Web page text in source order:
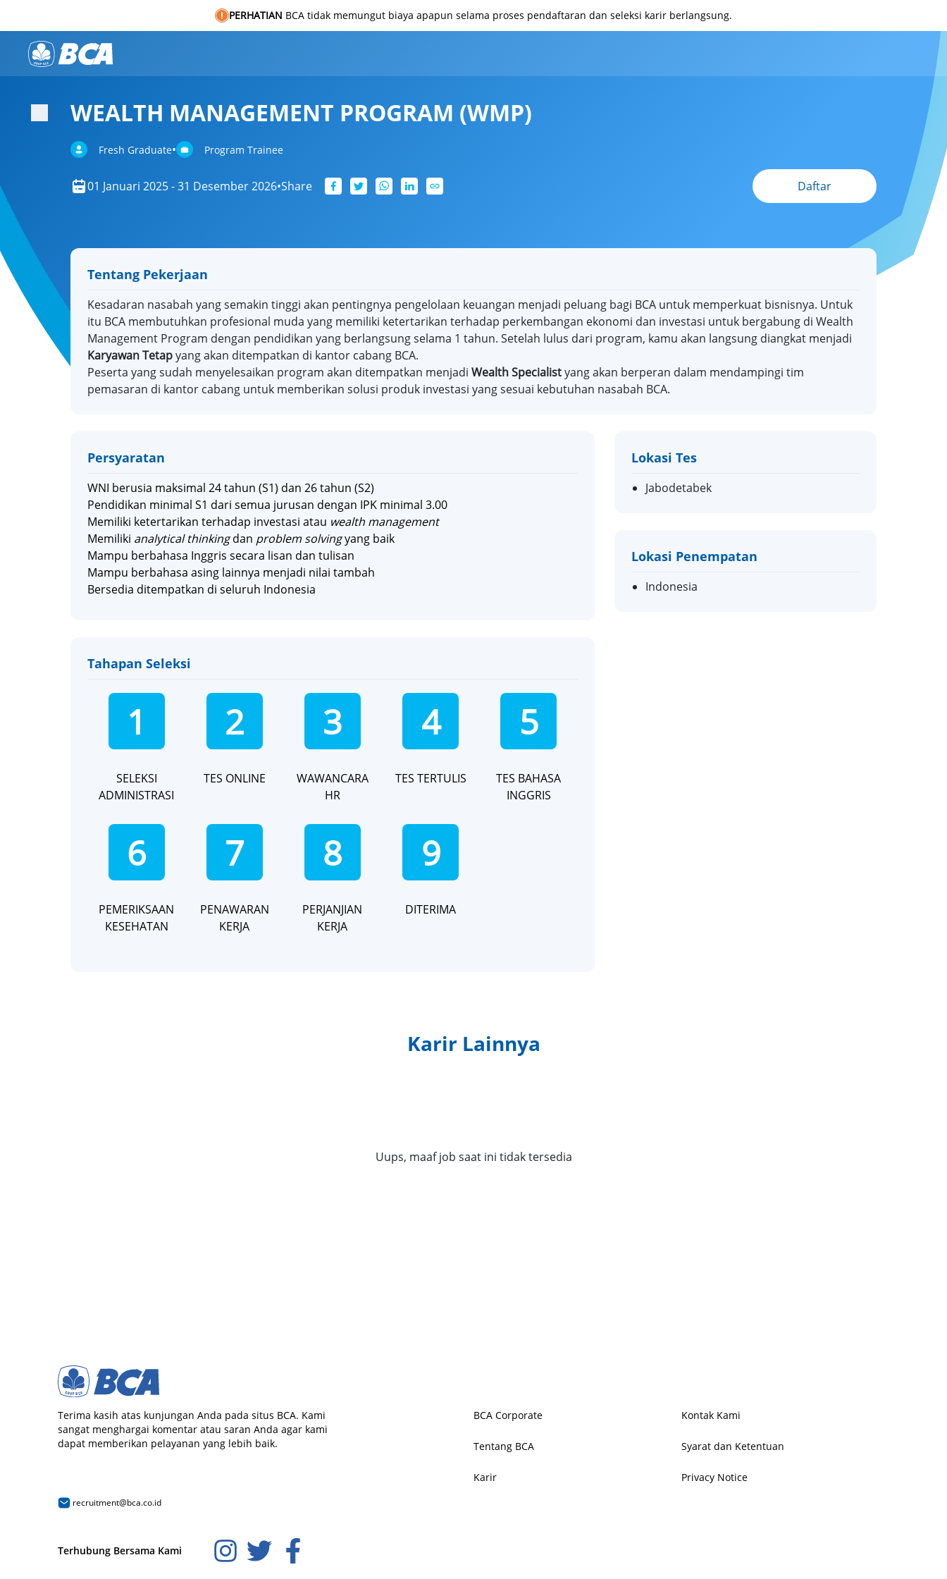
PERHATIAN BCA tidak memungut biaya apapun selama proses pendaftaran dan seleksi karir berlangsung.
WEALTH MANAGEMENT PROGRAM (WMP)
Fresh Graduate• Program Trainee
01 Januari 2025 - 31 Desember 2026•Share Daftar
Tentang Pekerjaan
Kesadaran nasabah yang semakin tinggi akan pentingnya pengelolaan keuangan menjadi peluang bagi BCA untuk memperkuat bisnisnya. Untuk
itu BCA membutuhkan profesional muda yang memiliki ketertarikan terhadap perkembangan ekonomi dan investasi untuk bergabung di Wealth
Management Program dengan pendidikan yang berlangsung selama 1 tahun. Setelah lulus dari program, kamu akan langsung diangkat menjadi
Karyawan Tetapyang akan ditempatkan di kantor cabang BCA.
Peserta yang sudah menyelesaikan program akan ditempatkan menjadi Wealth Specialistyang akan berperan dalam mendampingi tim
pemasaran di kantor cabang untuk memberikan solusi produk investasi yang sesuai kebutuhan nasabah BCA.
Persyaratan
WNI berusia maksimal 24 tahun (S1) dan 26 tahun (S2)
Pendidikan minimal S1 dari semua jurusan dengan IPK minimal 3.00
Memiliki ketertarikan terhadap investasi atau wealth management
Memiliki analytical thinkingdan problem solvingyang baik
Mampu berbahasa Inggris secara lisan dan tulisan
Mampu berbahasa asing lainnya menjadi nilai tambah
Bersedia ditempatkan di seluruh Indonesia
Tahapan Seleksi
1
SELEKSI
ADMINISTRASI
2
TES ONLINE
3
WAWANCARA
HR
4
TES TERTULIS
5
TES BAHASA
INGGRIS
6
PEMERIKSAAN
KESEHATAN
7
PENAWARAN
KERJA
8
PERJANJIAN
KERJA
9
DITERIMA
Lokasi Tes
Jabodetabek
Lokasi Penempatan
Indonesia
Karir Lainnya
Uups, maaf job saat ini tidak tersedia
Terima kasih atas kunjungan Anda pada situs BCA. Kami
sangat menghargai komentar atau saran Anda agar kami
dapat memberikan pelayanan yang lebih baik.
BCA Corporate Kontak Kami
Tentang BCA Syarat dan Ketentuan
Karir Privacy Notice
recruitment@bca.co.id
Terhubung Bersama Kami